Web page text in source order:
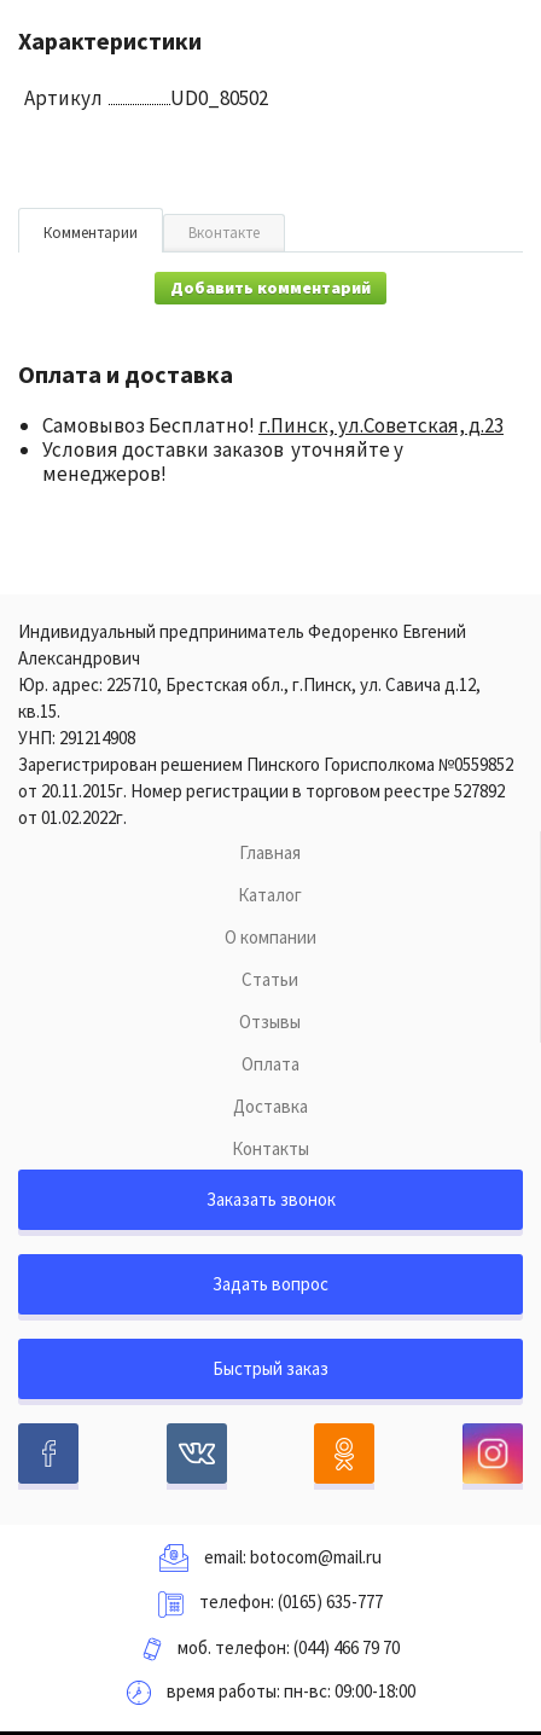
Характеристики
Артикул UD0_80502
Комментарии Вконтакте
Добавить комментарий
Оплата и доставка
Самовывоз Бесплатно! г.Пинск, ул.Советская, д.23
Условия доставки заказов уточняйте у
менеджеров!
Индивидуальный предприниматель Федоренко Евгений
Александрович
Юр. адрес: 225710, Брестская обл., г.Пинск, ул. Савича д.12,
кв.15.
УНП: 291214908
Зарегистрирован решением Пинского Горисполкома №0559852
от 20.11.2015г. Номер регистрации в торговом реестре 527892
от 01.02.2022г.
Главная
Каталог
О компании
Статьи
Отзывы
Оплата
Доставка
Контакты
Заказать звонок
Задать вопрос
Быстрый заказ
email: botocom@mail.ru
телефон: (0165) 635-777
моб. телефон: (044) 466 79 70
время работы: пн-вс: 09:00-18:00